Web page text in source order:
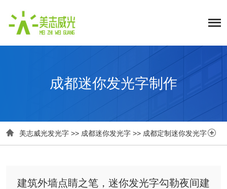
成都迷你发光字制作
 美志威光发光字 >> 成都迷你发光字 >> 成都定制迷你发光字
建筑外墙点睛之笔，迷你发光字勾勒夜间建